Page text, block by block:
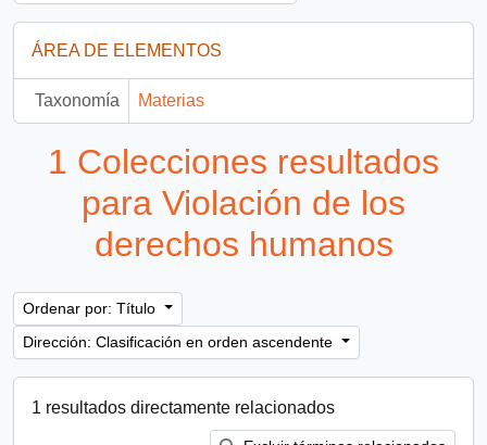
ÁREA DE ELEMENTOS
Taxonomía Materias
1 Colecciones resultados
para Violación de los
derechos humanos
Ordenar por: Título
Dirección: Clasificación en orden ascendente
1 resultados directamente relacionados